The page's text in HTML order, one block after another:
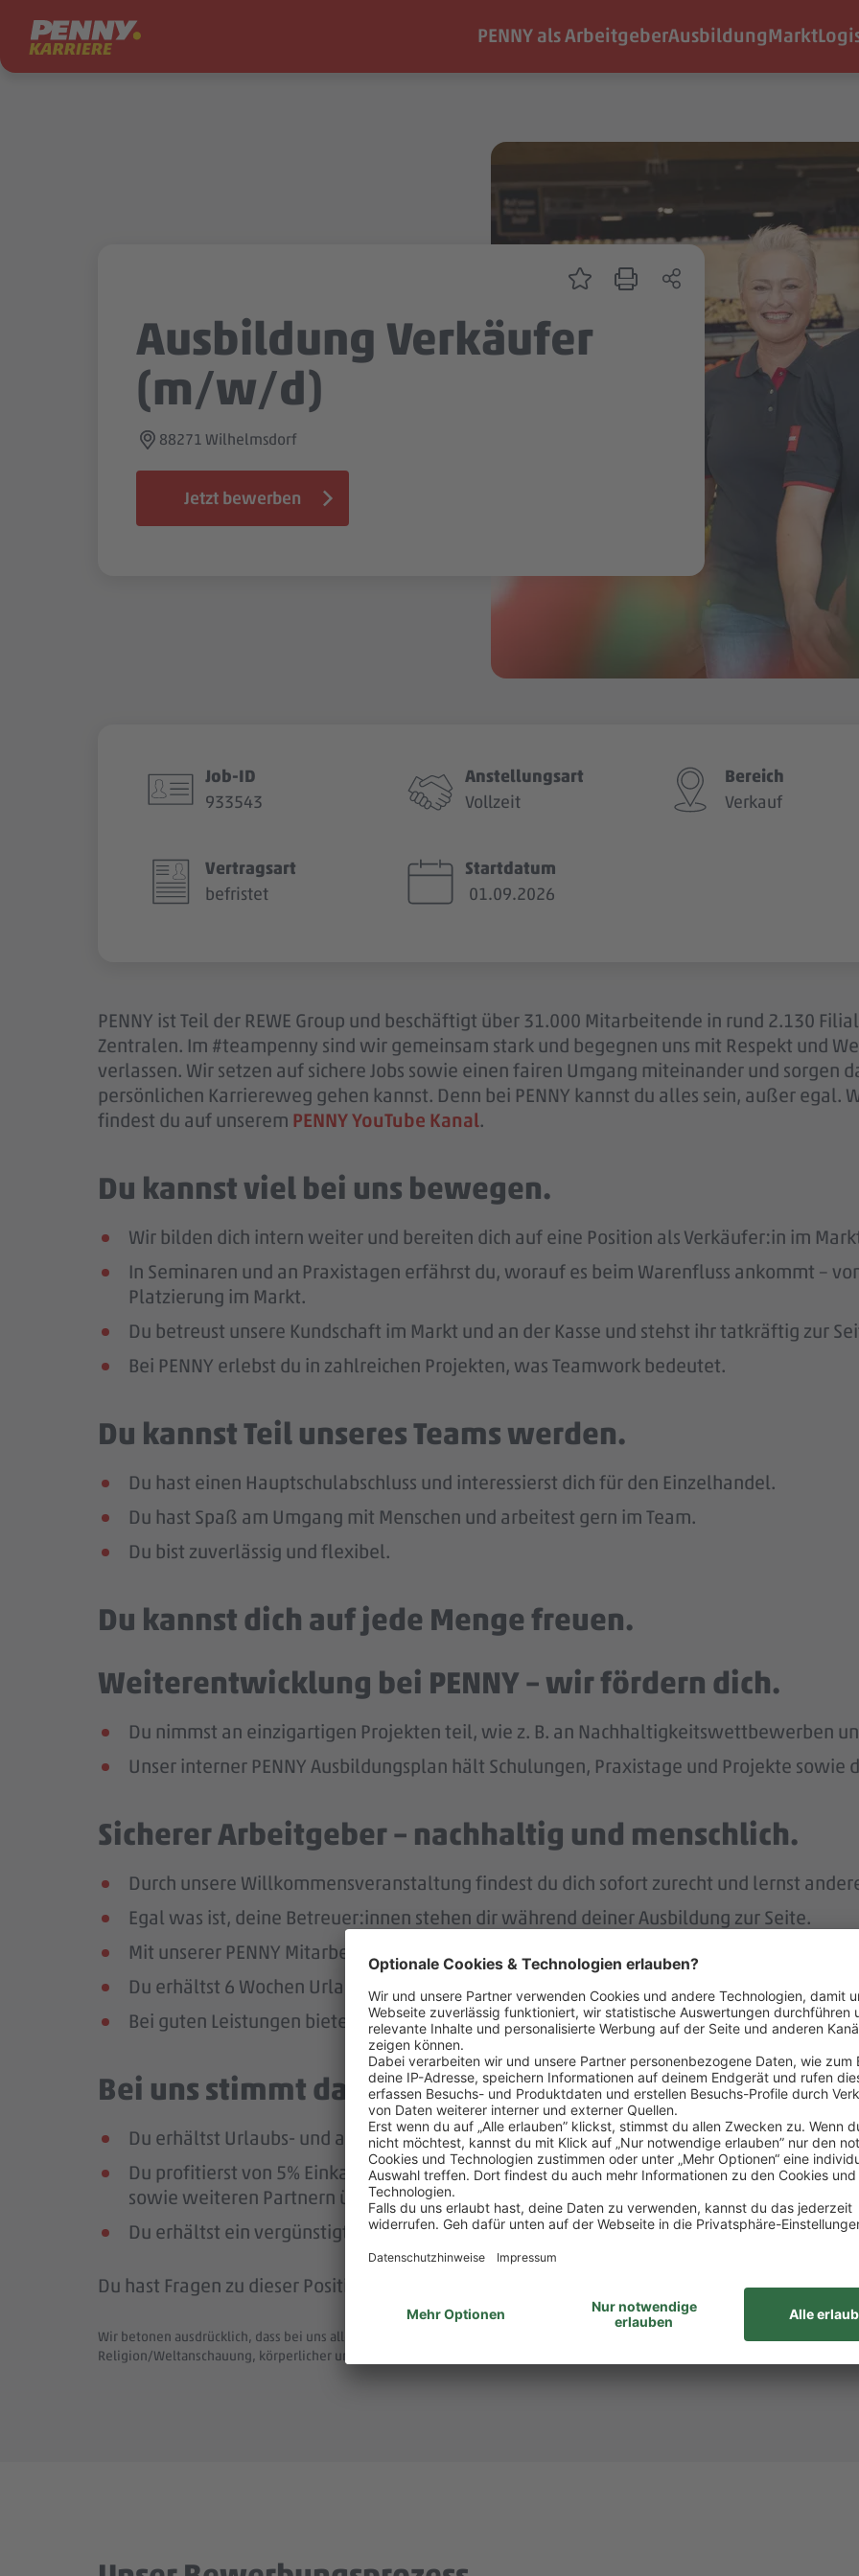
Zum Inhalt springen PENNY als ArbeitgeberAusbildungMarkt
Ausbildung Verkäufer
(m/w/d)
88271 Wilhelmsdorf
Jetzt bewerben
Job-ID
933543
Anstellungsart
Vollzeit
Bereich
Verkauf
Vertragsart
befristet
Startdatum
01.09.2026
PENNY ist Teil der REWE Group und beschäftigt über 31.000 Mitarbeitende in rund 2.130
Zentralen. Im #teampenny sind wir gemeinsam stark und begegnen uns mit Respekt und
verlassen. Wir setzen auf sichere Jobs sowie einen fairen Umgang miteinander und sorgen
persönlichen Karriereweg gehen kannst. Denn bei PENNY kannst du alles sein, außer egal.
findest du auf unserem PENNY YouTube Kanal.
Du kannst viel bei uns bewegen.
Wir bilden dich intern weiter und bereiten dich auf eine Position als Verkäufer:in im
In Seminaren und an Praxistagen erfährst du, worauf es beim Warenfluss ankommt –
Platzierung im Markt.
Du betreust unsere Kundschaft im Markt und an der Kasse und stehst ihr tatkräftig zur
Bei PENNY erlebst du in zahlreichen Projekten, was Teamwork bedeutet.
Du kannst Teil unseres Teams werden.
Du hast einen Hauptschulabschluss und interessierst dich für den Einzelhandel.
Du hast Spaß am Umgang mit Menschen und arbeitest gern im Team.
Du bist zuverlässig und flexibel.
Du kannst dich auf jede Menge freuen.
Weiterentwicklung bei PENNY – wir fördern dich.
Du nimmst an einzigartigen Projekten teil, wie z. B. an Nachhaltigkeitswettbewerben
Unser interner PENNY Ausbildungsplan hält Schulungen, Praxistage und Projekte
Sicherer Arbeitgeber – nachhaltig und menschlich.
Durch unsere Willkommensveranstaltung findest du dich sofort zurecht und lernst
Egal was ist, deine Betreuer:innen stehen dir während deiner Ausbildung zur Seite.
Mit unserer PENNY Mitarbeitenden-App bist du immer gut informiert und intern vernetzt.
Du erhältst 6 Wochen Urlaub pro Jahr.
Bei guten Leistungen bieten wir dir nach deiner Ausbildung eine Übernahme in ein
Bei uns stimmt das Gehalt – und noch mehr.
Du erhältst Urlaubs- und ab dem zweiten Jahr auch noch Weihnachtsgeld.
Du profitierst von 5% Einkaufsrabatt bei PENNY und REWE, weiteren Rabatten beim
sowie weiteren Partnern über die Plattform Corporate Benefits.
Du erhältst ein vergünstigtes Deutschlandticket.
Du hast Fragen zu dieser Position (Job-ID: 933543)? Dann melde dich bei Steffi Mollnau
Wir betonen ausdrücklich, dass bei uns alle Menschen - unabhängig von Geschlecht/geschlechtlicher Identität, ethnischer
Religion/Weltanschauung, körperlicher und geistiger Fähigkeiten, Alter sowie sexueller Orientierung oder weiterer